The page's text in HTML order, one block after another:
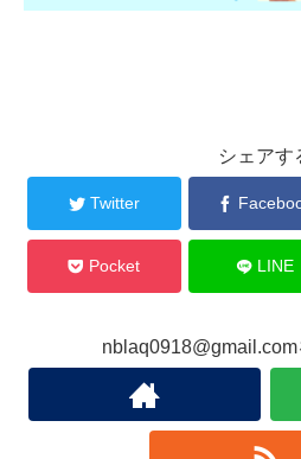
シェアす
Twitter
Pocket LINE